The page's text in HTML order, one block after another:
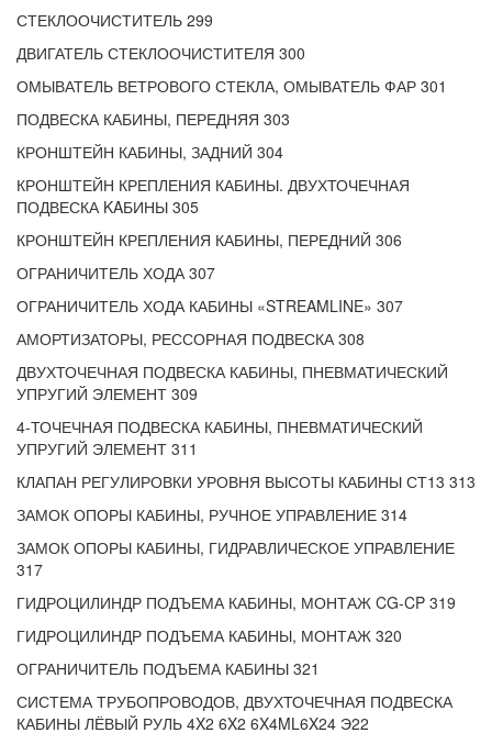
СТЕКЛООЧИСТИТЕЛЬ 299
ДВИГАТЕЛЬ СТЕКЛООЧИСТИТЕЛЯ 300
ОМЫВАТЕЛЬ ВЕТРОВОГО СТЕКЛА, ОМЫВАТЕЛЬ ФАР 301
ПОДВЕСКА КАБИНЫ, ПЕРЕДНЯЯ 303
КРОНШТЕЙН КАБИНЫ, ЗАДНИЙ 304
КРОНШТЕЙН КРЕПЛЕНИЯ КАБИНЫ. ДВУХТОЧЕЧНАЯ
ПОДВЕСКА KAБИНЫ 305
КРОНШТЕЙН КРЕПЛЕНИЯ КАБИНЫ, ПЕРЕДНИЙ 306
ОГРАНИЧИТЕЛЬ ХОДА 307
ОГРАНИЧИТЕЛЬ ХОДА КАБИНЫ «STREAMLINE» 307
АМОРТИЗАТОРЫ, РЕССОРНАЯ ПОДВЕСКА 308
ДВУХТОЧЕЧНАЯ ПОДВЕСКА КАБИНЫ, ПНЕВМАТИЧЕСКИЙ
УПРУГИЙ ЭЛЕМЕНТ 309
4-ТОЧЕЧНАЯ ПОДВЕСКА КАБИНЫ, ПНЕВМАТИЧЕСКИЙ
УПРУГИЙ ЭЛЕМЕНТ 311
КЛАПАН РЕГУЛИРОВКИ УРОВНЯ ВЫСОТЫ КАБИНЫ СТ13 313
ЗАМОК ОПОРЫ КАБИНЫ, РУЧНОЕ УПРАВЛЕНИЕ 314
ЗАМОК ОПОРЫ КАБИНЫ, ГИДРАВЛИЧЕСКОЕ УПРАВЛЕНИЕ
317
ГИДРОЦИЛИНДР ПОДЪЕМА КАБИНЫ, МОНТАЖ CG-CP 319
ГИДРОЦИЛИНДР ПОДЪЕМА КАБИНЫ, МОНТАЖ 320
ОГРАНИЧИТЕЛЬ ПОДЪЕМА КАБИНЫ 321
СИСТЕМА ТРУБОПРОВОДОВ, ДВУХТОЧЕЧНАЯ ПОДВЕСКА
КАБИНЫ ЛЁВЫЙ РУЛЬ 4X2 6X2 6X4ML6X24 Э22